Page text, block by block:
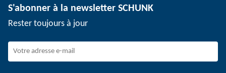
Événements
SCHUNK en tant qu'employeur
Rejoindre SCHUNK
S'abonner à la newsletter SCHUNK
Rester toujours à jour